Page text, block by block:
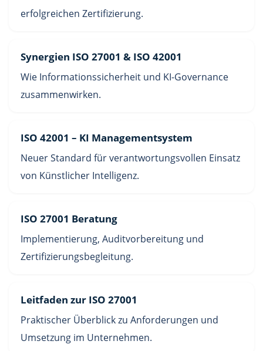
erfolgreichen Zertifizierung.
Synergien ISO 27001 & ISO 42001
Wie Informationssicherheit und KI-Governance
zusammenwirken.
ISO 42001 – KI Managementsystem
Neuer Standard für verantwortungsvollen Einsatz
von Künstlicher Intelligenz.
ISO 27001 Beratung
Implementierung, Auditvorbereitung und
Zertifizierungsbegleitung.
Leitfaden zur ISO 27001
Praktischer Überblick zu Anforderungen und
Umsetzung im Unternehmen.